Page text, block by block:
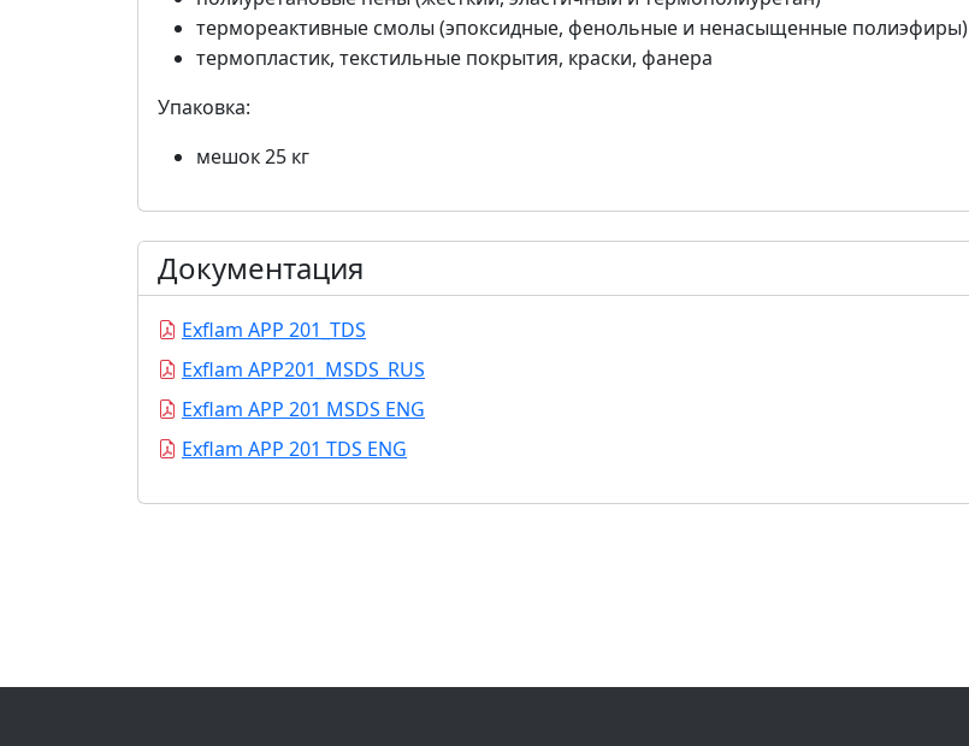
термореактивные смолы (эпоксидные, фенольные и ненасыщенные полиэфиры)
термопластик, текстильные покрытия, краски, фанера
Упаковка:
мешок 25 кг
Документация
Exflam APP 201_TDS
Exflam APP201_MSDS_RUS
Exflam APP 201 MSDS ENG
Exflam APP 201 TDS ENG